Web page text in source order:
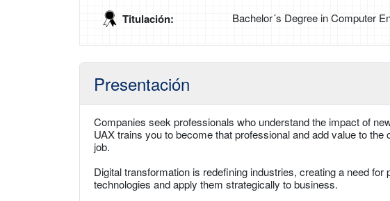
Titulación: Bachelor´s Degree in Computer
Presentación
Companies seek professionals who understand the impact of
UAX trains you to become that professional and add value to
job.
Digital transformation is redefining industries, creating a need
technologies and apply them strategically to business.